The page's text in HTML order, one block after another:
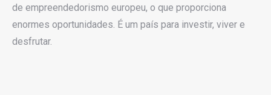
de empreendedorismo europeu, o que proporciona
enormes oportunidades. É um país para investir, viver e
desfrutar.